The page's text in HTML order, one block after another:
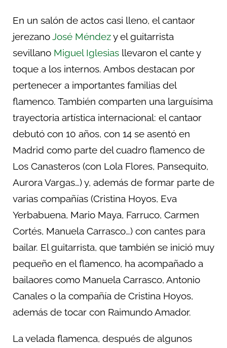
En un salón de actos casi lleno, el cantaor
jerezanoJosé Méndezy el guitarrista
sevillano Miguel Iglesias llevaron el cante y
toque a los internos. Ambos destacan por
pertenecer a importantes familias del
flamenco. También comparten una larguísima
trayectoria artística internacional: el cantaor
debutó con 10 años, con 14 se asentó en
Madrid como parte del cuadro flamenco de
Los Canasteros (con Lola Flores, Pansequito,
Aurora Vargas…) y, además de formar parte de
varias compañías (Cristina Hoyos, Eva
Yerbabuena, Mario Maya, Farruco, Carmen
Cortés, Manuela Carrasco…) con cantes para
bailar. El guitarrista, que también se inició muy
pequeño en el flamenco, ha acompañado a
bailaores como Manuela Carrasco, Antonio
Canales o la compañía de Cristina Hoyos,
además de tocar con Raimundo Amador.
La velada flamenca, después de algunos